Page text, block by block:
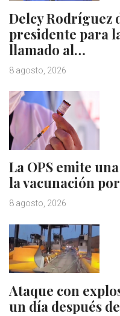
Delcy Rodríguez
presidente para
llamado al…
8 agosto, 2026
La OPS emite
la vacunación
8 agosto, 2026
Ataque con
un día después